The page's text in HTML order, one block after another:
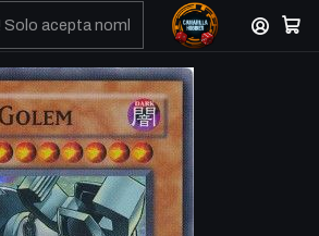
sus depositos y transferencias por Whatsapp